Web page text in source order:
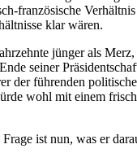
französische
klar wären.
jünger als Merz,
seiner
der führenden
wohl mit einem
ist nun, was er